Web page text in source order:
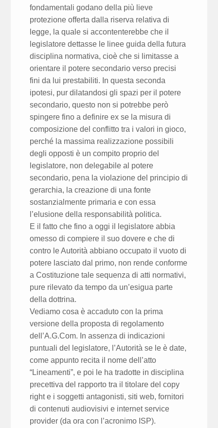
fondamentali godano della più lieve
protezione offerta dalla riserva relativa di
legge, la quale si accontenterebbe che il
legislatore dettasse le linee guida della futura
disciplina normativa, cioè che si limitasse a
orientare il potere secondario verso precisi
fini da lui prestabiliti. In questa seconda
ipotesi, pur dilatandosi gli spazi per il potere
secondario, questo non si potrebbe però
spingere fino a definire ex se la misura di
composizione del conflitto tra i valori in gioco,
perché la massima realizzazione possibili
degli opposti è un compito proprio del
legislatore, non delegabile al potere
secondario, pena la violazione del principio di
gerarchia, la creazione di una fonte
sostanzialmente primaria e con essa
l’elusione della responsabilità politica.
E il fatto che fino a oggi il legislatore abbia
omesso di compiere il suo dovere e che di
contro le Autorità abbiano occupato il vuoto di
potere lasciato dal primo, non rende conforme
a Costituzione tale sequenza di atti normativi,
pure rilevato da tempo da un’esigua parte
della dottrina.
Vediamo cosa è accaduto con la prima
versione della proposta di regolamento
dell’A.G.Com. In assenza di indicazioni
puntuali del legislatore, l’Autorità se le è date,
come appunto recita il nome dell’atto
“Lineamenti”, e poi le ha tradotte in disciplina
precettiva del rapporto tra il titolare del copy
right e i soggetti antagonisti, siti web, fornitori
di contenuti audiovisivi e internet service
provider (da ora con l’acronimo ISP).